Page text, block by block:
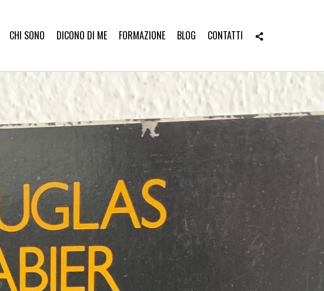
CHI SONO DICONO DI ME FORMAZIONE BLOG CONTATTI